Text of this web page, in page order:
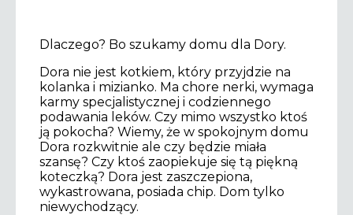
Dlaczego? Bo szukamy domu dla Dory.
Dora nie jest kotkiem, który przyjdzie na
kolanka i mizianko. Ma chore nerki, wymaga
karmy specjalistycznej i codziennego
podawania leków. Czy mimo wszystko ktoś
ją pokocha? Wiemy, że w spokojnym domu
Dora rozkwitnie ale czy będzie miała
szansę? Czy ktoś zaopiekuje się tą piękną
koteczką? Dora jest zaszczepiona,
wykastrowana, posiada chip. Dom tylko
niewychodzący.